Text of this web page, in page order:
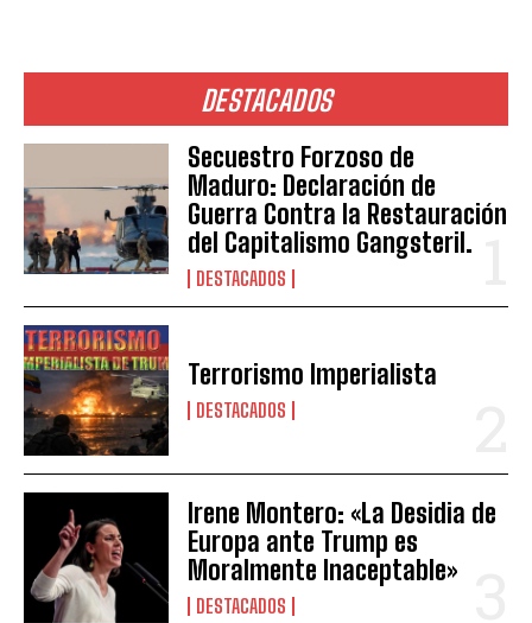
DESTACADOS
Secuestro Forzoso de
Maduro: Declaración de
Guerra Contra la Restauración
del Capitalismo Gangsteril.
DESTACADOS
Terrorismo Imperialista
DESTACADOS
Irene Montero: «La Desidia de
Europa ante Trump es
Moralmente Inaceptable»
DESTACADOS